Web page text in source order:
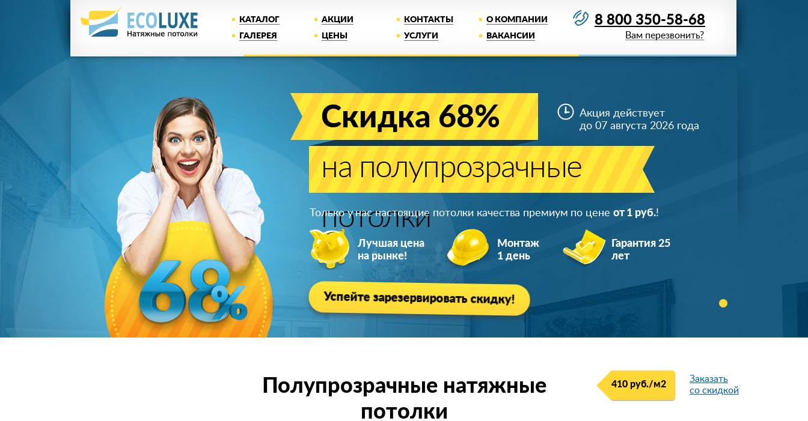
КАТАЛОГ АКЦИИ КОНТАКТЫ
О КОМПАНИИ
ГАЛЕРЕЯ
ЦЕНЫ УСЛУГИ ВАКАНСИИ
8 800 350-58-68
Вам перезвонить?
Скидка 68%
на полупрозрачные
потолки
Акция действует
до 07 августа 2026 года
Только у нас настоящие потолки качества премиум по цене от 1 руб.!
Лучшая цена
на рынке!
Монтаж
1 день
Гарантия 25
лет
Успейте зарезервировать скидку!
410 руб./м2
Заказать
со скидкой
Полупрозрачные натяжные
потолки